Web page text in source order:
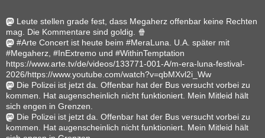
Leute stellen grade fest, dass Megaherz offenbar keine Rechten
mag. Die Kommentare sind goldig. 🍿
#Arte Concert ist heute beim #MeraLuna. U.A. später mit
#Megaherz, #InExtremo und #WithinTemptation
https://www.arte.tv/de/videos/133771-001-A/m-era-luna-festival-
2026/https://www.youtube.com/watch?v=qbMXvl2i_Ww
Die Polizei ist jetzt da. Offenbar hat der Bus versucht vorbei zu
kommen. Hat augenscheinlich nicht funktioniert. Mein Mitleid hält
sich engen in Grenzen.
Die Polizei ist jetzt da. Offenbar hat der Bus versucht vorbei zu
kommen. Hat augenscheinlich nicht funktioniert. Mein Mitleid hält